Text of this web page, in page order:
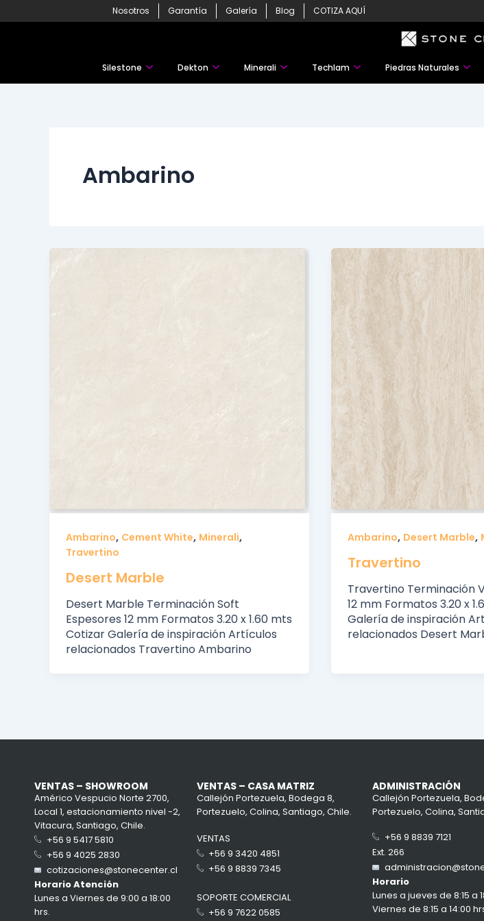
to
Nosotros Garantía Galería Blog COTIZA AQUÍ
Silestone Dekton Minerali Techlam Piedras Naturales
Ambarino
Ambarino, Cement White, Minerali,
Travertino
Desert Marble
Desert Marble Terminación Soft
Espesores 12 mm Formatos 3.20 x 1.60 mts
Cotizar Galería de inspiración Artículos
relacionados Travertino Ambarino
Ambarino, Desert Marble,
Travertino
Travertino Terminación
12 mm Formatos 3.20 x
Galería de inspiración
relacionados Desert
VENTAS – SHOWROOM
Américo Vespucio Norte 2700,
Local 1, estacionamiento nivel -2,
Vitacura, Santiago, Chile.
+56 9 5417 5810
+56 9 4025 2830
cotizaciones@stonecenter.cl
Horario Atención
Lunes a Viernes de 9:00 a 18:00
hrs.
VENTAS – CASA MATRIZ
Callejón Portezuela, Bodega 8,
Portezuelo, Colina, Santiago, Chile.
VENTAS
+56 9 3420 4851
+56 9 8839 7345
SOPORTE COMERCIAL
+56 9 7622 0585
ADMINISTRACIÓN
Callejón Portezuela,
Portezuelo, Colina,
+56 9 8839 7121
Ext. 266
Horario
Lunes a jueves de 8:15 a
Viernes de 8:15 a 14:00